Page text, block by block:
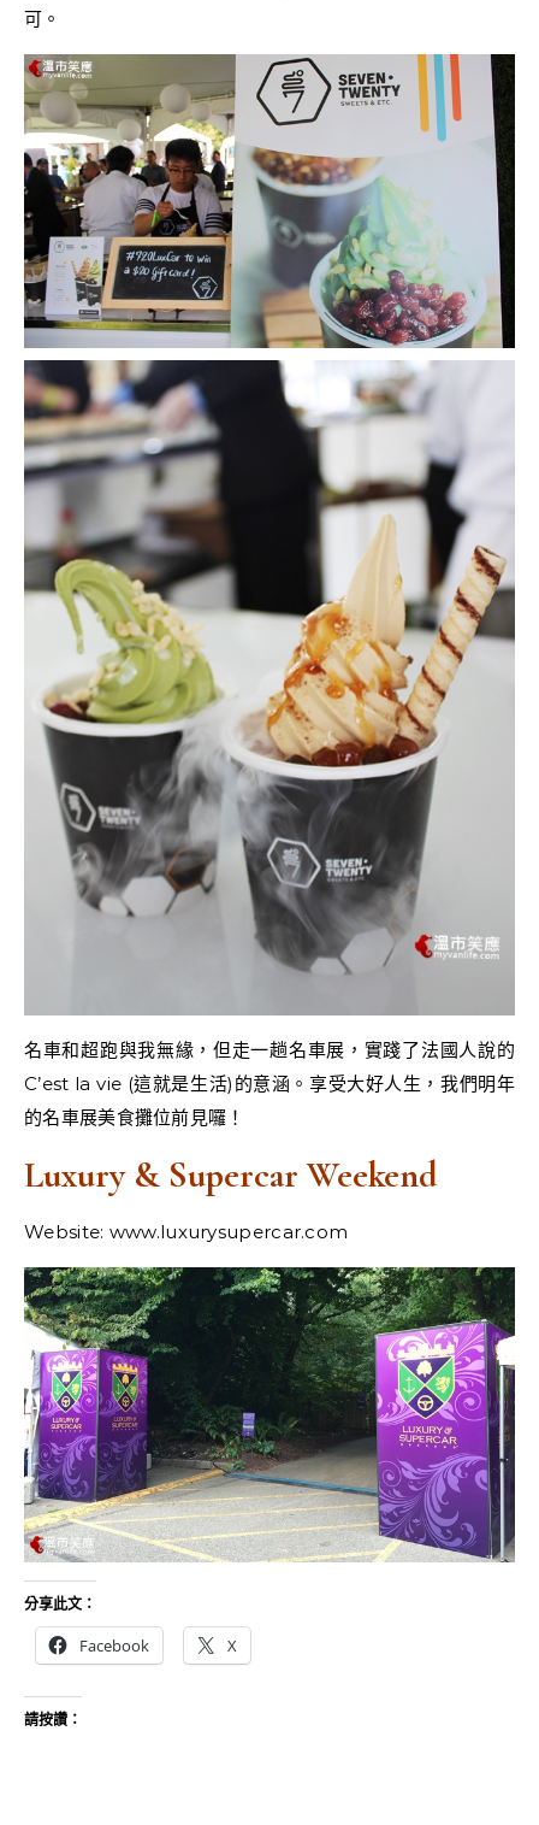
可。
名車和超跑與我無緣，但走一趟名車展，實踐了法國人說的
C’est la vie (這就是生活)的意涵。享受大好人生，我們明年
的名車展美食攤位前見囉！
Luxury & Supercar Weekend
Website: www.luxurysupercar.com
分享此文：
Facebook X
請按讚：